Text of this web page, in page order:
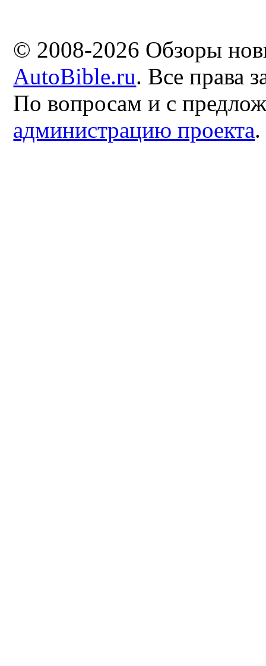
© 2008-2026 Обзоры
AutoBible.ru. Все права
По вопросам и с
администрацию проекта.